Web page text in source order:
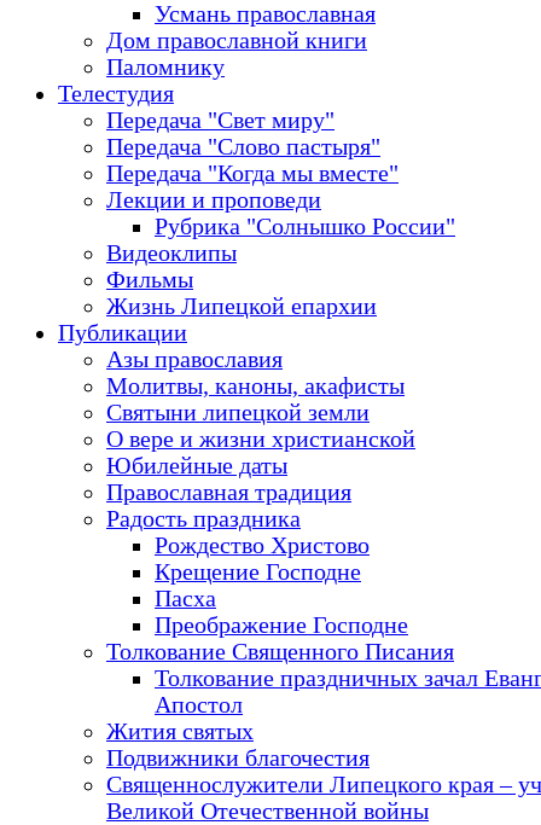
Усмань православная
Дом православной книги
Паломнику
Телестудия
Передача "Свет миру"
Передача "Слово пастыря"
Передача "Когда мы вместе"
Лекции и проповеди
Рубрика "Солнышко России"
Видеоклипы
Фильмы
Жизнь Липецкой епархии
Публикации
Азы православия
Молитвы, каноны, акафисты
Святыни липецкой земли
О вере и жизни христианской
Юбилейные даты
Православная традиция
Радость праздника
Рождество Христово
Крещение Господне
Пасха
Преображение Господне
Толкование Священного Писания
Толкование праздничных зачал
Апостол
Жития святых
Подвижники благочестия
Священнослужители Липецкого края –
Великой Отечественной войны